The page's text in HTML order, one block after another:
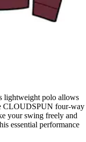
lightweight polo allows
CLOUDSPUN four-way
your swing freely and
essential performance